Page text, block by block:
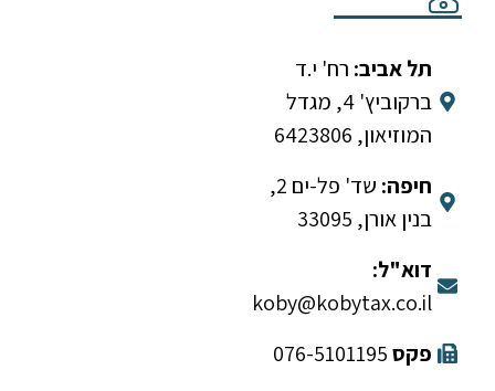
תל אביב: רח' י.ד
ברקוביץ' 4, מגדל
המוזיאון, 6423806
חיפה:
שד' פל-ים 2,
בנין אורן, 33095
דוא"ל:
koby@kobytax.co.il​
פקס076-5101195